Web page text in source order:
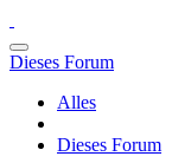
Dieses Forum
Alles
Dieses Forum